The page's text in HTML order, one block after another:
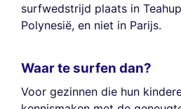
surfwedstrijd plaats in
Polynesië, en niet in Parijs.
Waar te surfen dan?
Voor gezinnen die hun